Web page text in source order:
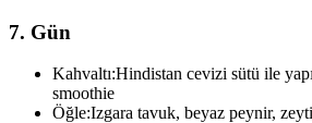
7. Gün
Kahvaltı:Hindistan cevizi sütü ile
smoothie
Öğle:Izgara tavuk, beyaz peynir,